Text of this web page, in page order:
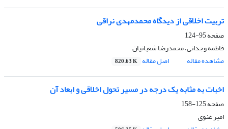
تربیت اخلاقی از دیدگاه محمد‏‏مهدی نراقی
صفحه95-124
فاطمه وجدانی، محمدرضا شعبانیان
مشاهده مقاله
اصل مقاله 820.63 K
اخبات به مثابه یک درجه در مسیر تحول اخلاقی و ابعاد آن
صفحه125-158
امیر غنوی